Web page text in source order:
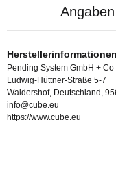
Pending System GmbH + Co
Ludwig-Hüttner-Straße 5-7
Waldershof, Deutschland,
info@cube.eu
https://www.cube.eu